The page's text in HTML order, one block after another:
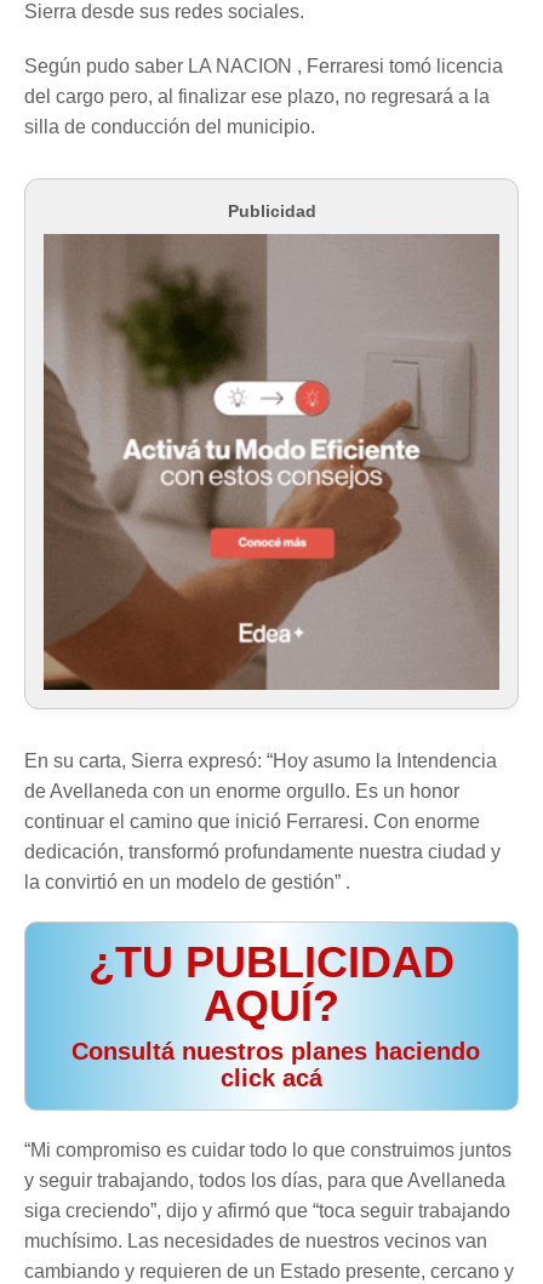
Sierra desde sus redes sociales.
Según pudo saber LA NACION , Ferraresi tomó licencia
del cargo pero, al finalizar ese plazo, no regresará a la
silla de conducción del municipio.
Publicidad
En su carta, Sierra expresó: “Hoy asumo la Intendencia
de Avellaneda con un enorme orgullo. Es un honor
continuar el camino que inició Ferraresi. Con enorme
dedicación, transformó profundamente nuestra ciudad y
la convirtió en un modelo de gestión” .
¿TU PUBLICIDAD
AQUÍ?
️ Consultá nuestros planes haciendo
click acá
“Mi compromiso es cuidar todo lo que construimos juntos
y seguir trabajando, todos los días, para que Avellaneda
siga creciendo”, dijo y afirmó que “toca seguir trabajando
muchísimo. Las necesidades de nuestros vecinos van
cambiando y requieren de un Estado presente, cercano y